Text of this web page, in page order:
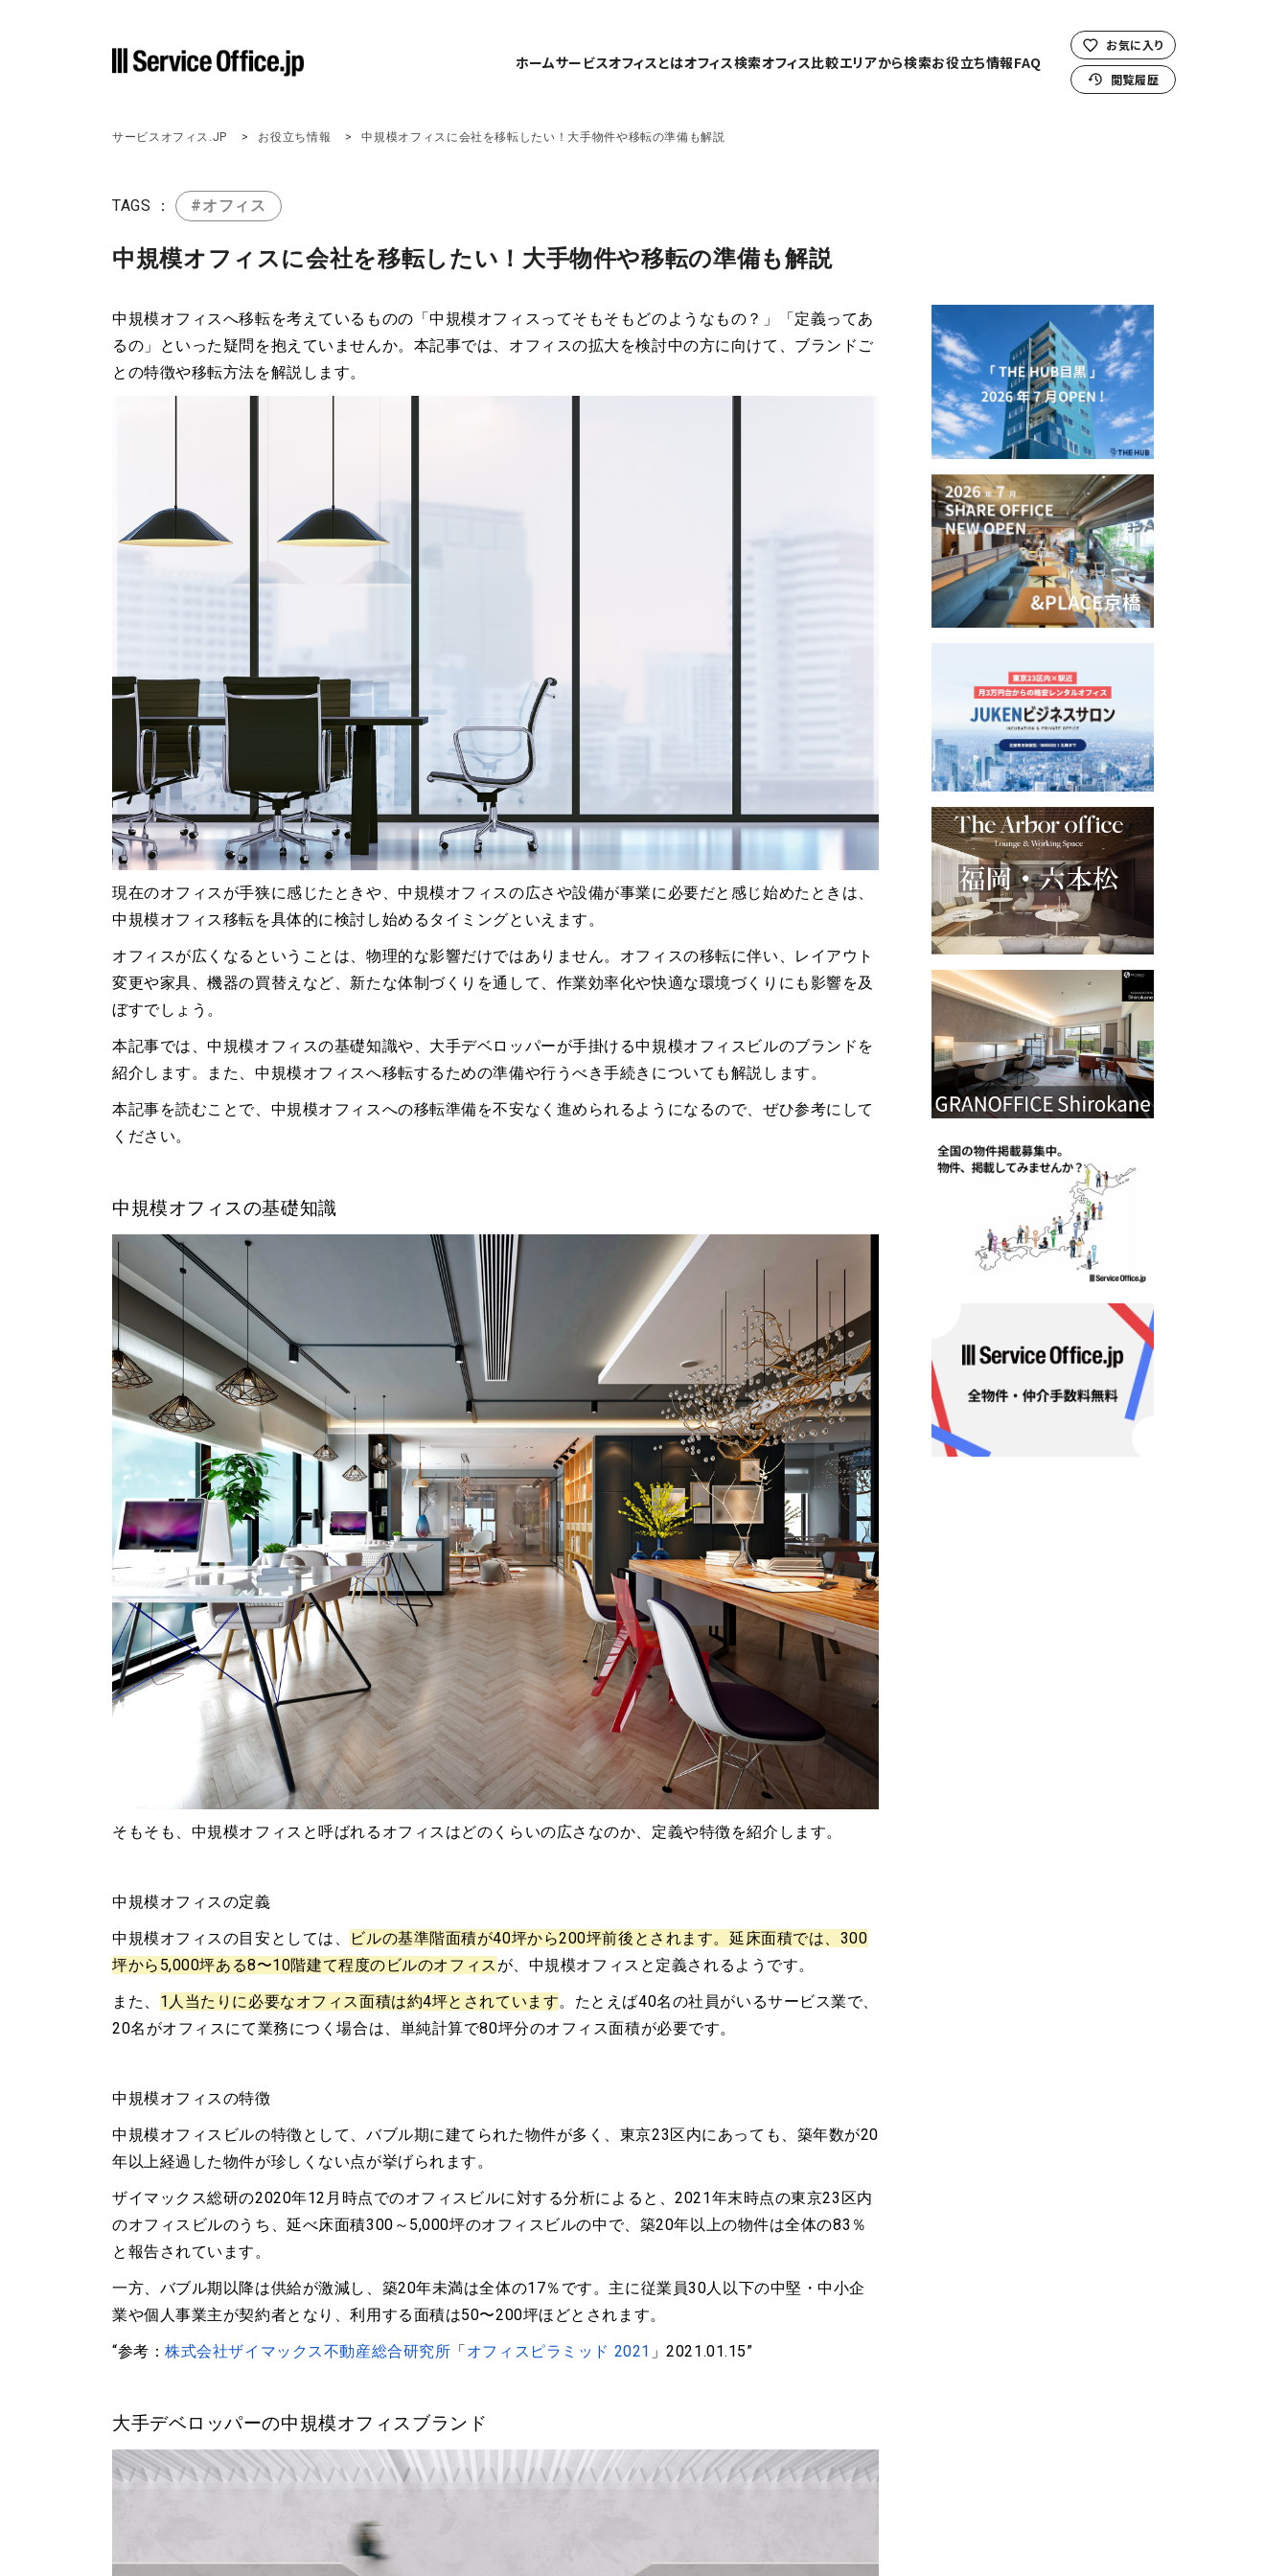
ホームサービスオフィスとはオフィス検索オフィス比較エリアから検索お役立ち情報FAQ
お気に入り
閲覧履歴
サービスオフィス.JP お役立ち情報 中規模オフィスに会社を移転したい！大手物件や移転の準備も解説
TAGS ： #オフィス
中規模オフィスに会社を移転したい！大手物件や移転の準備も解説
中規模オフィスへ移転を考えているものの「中規模オフィスってそもそもどのようなもの？」「定義ってあ
るの」といった疑問を抱えていませんか。本記事では、オフィスの拡大を検討中の方に向けて、ブランドご
との特徴や移転方法を解説します。
現在のオフィスが手狭に感じたときや、中規模オフィスの広さや設備が事業に必要だと感じ始めたときは、
中規模オフィス移転を具体的に検討し始めるタイミングといえます。
オフィスが広くなるということは、物理的な影響だけではありません。オフィスの移転に伴い、レイアウト
変更や家具、機器の買替えなど、新たな体制づくりを通して、作業効率化や快適な環境づくりにも影響を及
ぼすでしょう。
本記事では、中規模オフィスの基礎知識や、大手デベロッパーが手掛ける中規模オフィスビルのブランドを
紹介します。また、中規模オフィスへ移転するための準備や行うべき手続きについても解説します。
本記事を読むことで、中規模オフィスへの移転準備を不安なく進められるようになるので、ぜひ参考にして
ください。
中規模オフィスの基礎知識
そもそも、中規模オフィスと呼ばれるオフィスはどのくらいの広さなのか、定義や特徴を紹介します。
中規模オフィスの定義
中規模オフィスの目安としては、
ビルの基準階面積が40坪から200坪前後とされます。延床面積では、300
坪から5,000坪ある8〜10階建て程度のビルのオフィス が、中規模オフィスと定義されるようです。
また、 1人当たりに必要なオフィス面積は約4坪とされています。たとえば40名の社員がいるサービス業で、
20名がオフィスにて業務につく場合は、単純計算で80坪分のオフィス面積が必要です。
中規模オフィスの特徴
中規模オフィスビルの特徴として、バブル期に建てられた物件が多く、東京23区内にあっても、築年数が20
年以上経過した物件が珍しくない点が挙げられます。
ザイマックス総研の2020年12月時点でのオフィスビルに対する分析によると、2021年末時点の東京23区内
のオフィスビルのうち、延べ床面積300～5,000坪のオフィスビルの中で、築20年以上の物件は全体の83％
と報告されています。
一方、バブル期以降は供給が激減し、築20年未満は全体の17％です。主に従業員30人以下の中堅・中小企
業や個人事業主が契約者となり、利用する面積は50〜200坪ほどとされます。
“参考：株式会社ザイマックス不動産総合研究所 「オフィスピラミッド 2021 」2021.01.15”
大手デベロッパーの中規模オフィスブランド